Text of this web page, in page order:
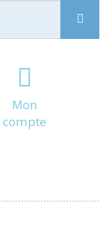
Mon
compte